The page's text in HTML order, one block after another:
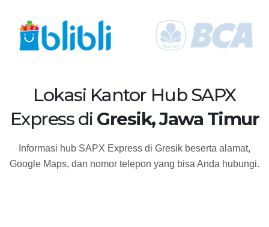
Lokasi Kantor Hub SAPX
Express di Gresik, Jawa Timur
Informasi hub SAPX Express di Gresik beserta alamat,
Google Maps, dan nomor telepon yang bisa Anda hubungi.